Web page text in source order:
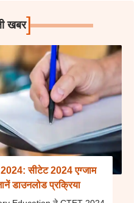
खबर]
सीटेट 2024 एग्जाम
डाउनलोड प्रक्रिया